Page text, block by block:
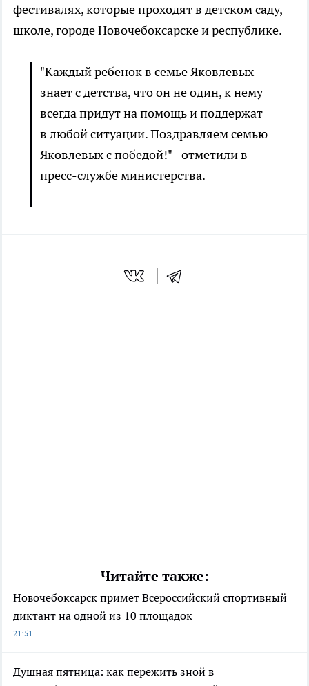
фестивалях, которые проходят в детском саду,
школе, городе Новочебоксарске и республике.
"Каждый ребенок в семье Яковлевых
знает с детства, что он не один, к нему
всегда придут на помощь и поддержат
в любой ситуации. Поздравляем семью
Яковлевых с победой!" - отметили в
пресс-службе министерства.
Читайте также:
Новочебоксарск примет Всероссийский спортивный
диктант на одной из 10 площадок
21:51
Душная пятница: как пережить зной в